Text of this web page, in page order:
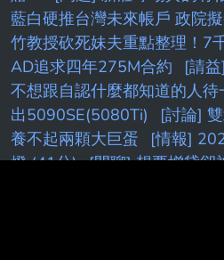
藍白硬推台灣未來帳戶 政院
竹教授砍死妹夫重點整理！7
AD追求四年275M合約
[請益]
不想跟自認什麼都知道的人待
出5090SE(5080Ti)
[討論]
養不起兩顆大巨蛋
[情報]
燈 (41分) [閒聊] 想要增貸卻